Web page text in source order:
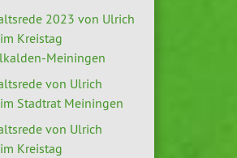
2023 von Ulrich
Kreistag
Meiningen
von Ulrich
Stadtrat Meiningen
von Ulrich
Kreistag